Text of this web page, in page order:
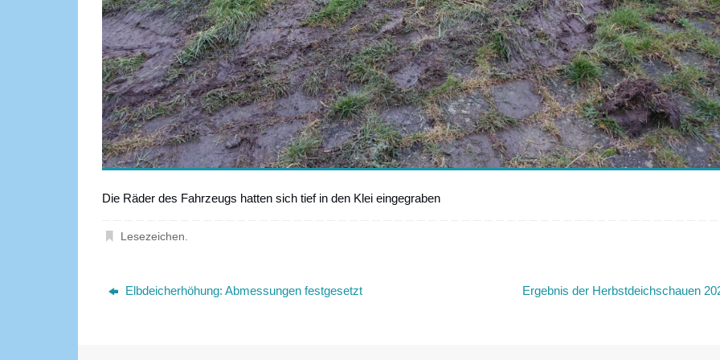
Die Räder des Fahrzeugs hatten sich tief in den Klei eingegraben
Lesezeichen
Elbdeicherhöhung: Abmessungen festgesetzt Ergebnis der Herbstdeichschauen